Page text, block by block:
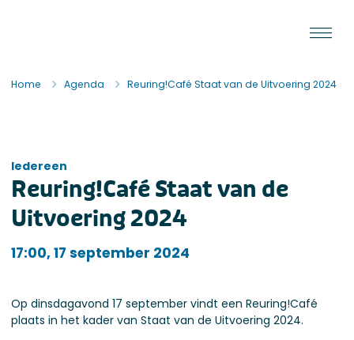
Home Agenda Reuring!Café Staat van de Uitvoering 2024
Iedereen
Reuring!Café Staat van de
Uitvoering 2024
Iedereen
17:00, 17 september 2024
Op dinsdagavond 17 september vindt een Reuring!Café
plaats in het kader van Staat van de Uitvoering 2024.